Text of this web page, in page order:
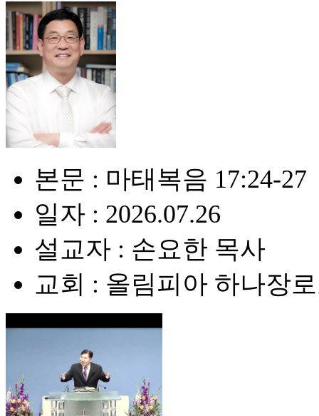
본문 : 마태복음 17:24-27
일자 : 2026.07.26
설교자 : 손요한 목사
교회 : 올림피아 하나장